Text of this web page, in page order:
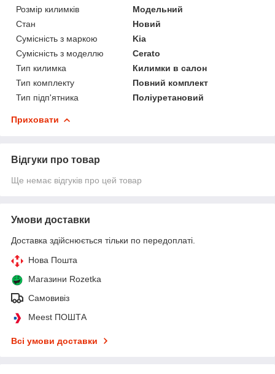
Розмір килимків
Модельний
Стан
Новий
Сумісність з маркою
Kia
Сумісність з моделлю
Cerato
Тип килимка
Килимки в салон
Тип комплекту
Повний комплект
Тип підп'ятника
Поліуретановий
Приховати
Відгуки про товар
Ще немає відгуків про цей товар
Умови доставки
Доставка здійснюється тільки по передоплаті.
Нова Пошта
Магазини Rozetka
Самовивіз
Meest ПОШТА
Всі умови доставки